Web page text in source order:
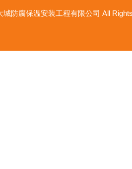
城防腐保温安装工程有限公司 All